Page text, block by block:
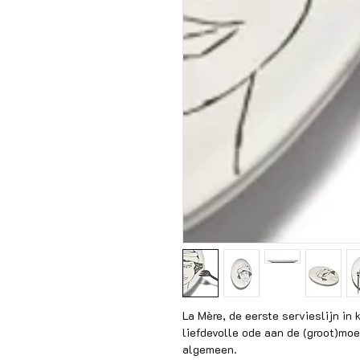
La Mère, de eerste servieslijn in
liefdevolle ode aan de
algemeen.